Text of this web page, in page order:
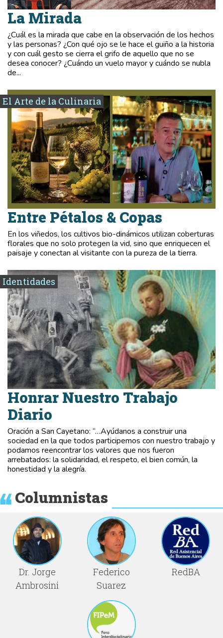
La Mirada
¿Cuál es la mirada que cabe en la observación de los hechos
y las personas? ¿Con qué ojo se le hace el guiño a la historia
y con cuál gesto se cierra el grifo de aquello que no se
desea conocer? ¿Cuándo un vuelo mayor y cuándo se nubla
de...
El Arte de la Culinaria
Entre Pétalos & Copas
En los viñedos, los cultivos bio-dinámicos utilizan coberturas
florales que no solo protegen la vid, sino que enriquecen el
paisaje y conectan al visitante con la pureza de la tierra.
Identidades
Honrar Nuestro Trabajo
Diario
Oración a San Cayetano: “…Ayúdanos a construir una
sociedad en la que todos participemos con nuestro trabajo y
podamos reencontrar los valores que nos fueron
arrebatados: la solidaridad, el respeto, el bien común, la
honestidad y la alegría.
Columnistas
Dr. Jorge
Ambrosini
Federico
Suarez
RedBA